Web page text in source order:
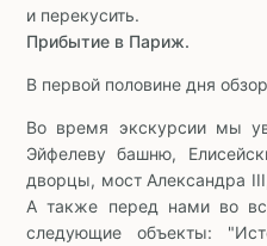
и перекусить.
Прибытие в Париж.
В первой половине дня
Во время экскурсии мы
Эйфелеву башню,
дворцы, мост Александра
А также перед нами во
следующие объекты: